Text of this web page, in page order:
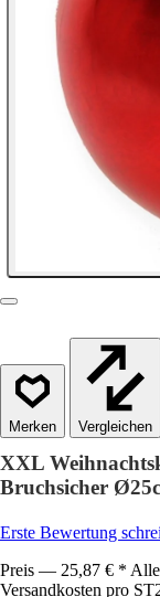
Vergleichen
XXL
Bruchsicher
Erste Bewertung
Preis — 25,87 € *
Versandkosten pro ST